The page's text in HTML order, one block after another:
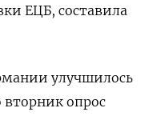
ЕЦБ, составила
улучшилось
вторник опрос